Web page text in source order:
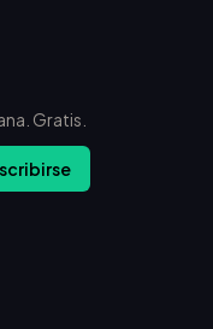
Gratis.